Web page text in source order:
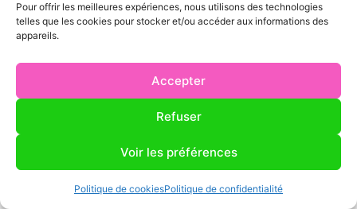
Pour offrir les meilleures expériences, nous utilisons des technologies
telles que les cookies pour stocker et/ou accéder aux informations des
appareils.
Accepter
Refuser
Voir les préférences
Politique de cookiesPolitique de confidentialité
climatisation réversible à Genêts ?
Quelle différence entre une climatisation
ma maison à Genêts ?